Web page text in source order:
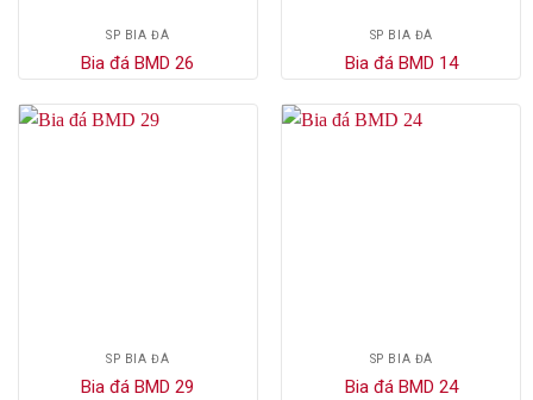
SP BIA ĐÁ
Bia đá BMD 26
SP BIA ĐÁ
Bia đá BMD 14
SP BIA ĐÁ
Bia đá BMD 29
SP BIA ĐÁ
Bia đá BMD 24